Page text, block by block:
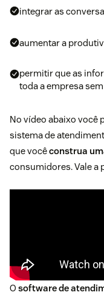
integrar as
aumentar a
permitir que as
toda a empresa
No vídeo abaixo você
sistema de
que vocêconstrua
consumidores. Vale a
O software de